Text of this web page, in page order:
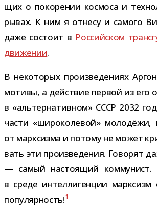
щих о поко­ре­нии кос­моса и
ры­вах. К ним я отнесу и самого
даже состоит в Российском
дви­же­нии.
В неко­то­рых про­из­ве­де­ниях
мотивы, а дей­ствие пер­вой из его
в «аль­тер­на­тив­ном» СССР 2032
части «широ­ко­ле­вой» моло­дёжи,
от марк­сизма и потому не может
вать эти про­из­ве­де­ния. Говорят
— самый насто­я­щий ком­му­нист.
в среде интел­ли­ген­ции марк­сизм
попу­ляр­ность!1